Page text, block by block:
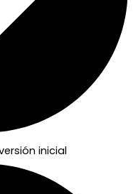
inicial